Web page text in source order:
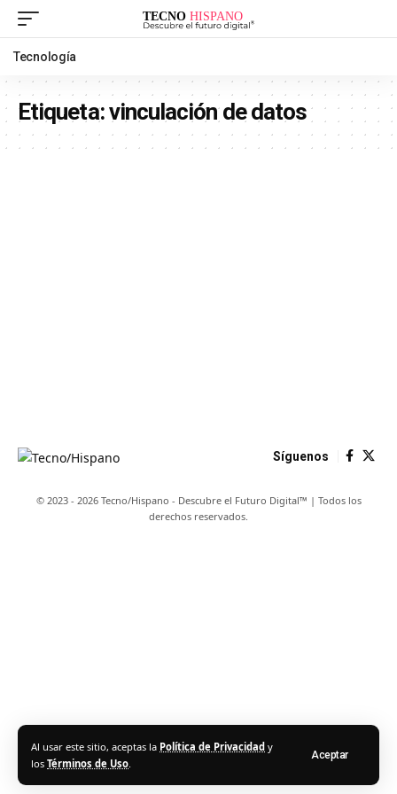
Al usar este sitio, aceptas la Política de Privacidad y
los Términos de Uso.
Aceptar
Tecnología
Etiqueta:vinculación de datos
Síguenos
© 2023 - 2026 Tecno/Hispano - Descubre el Futuro Digital™ | Todos los
derechos reservados.